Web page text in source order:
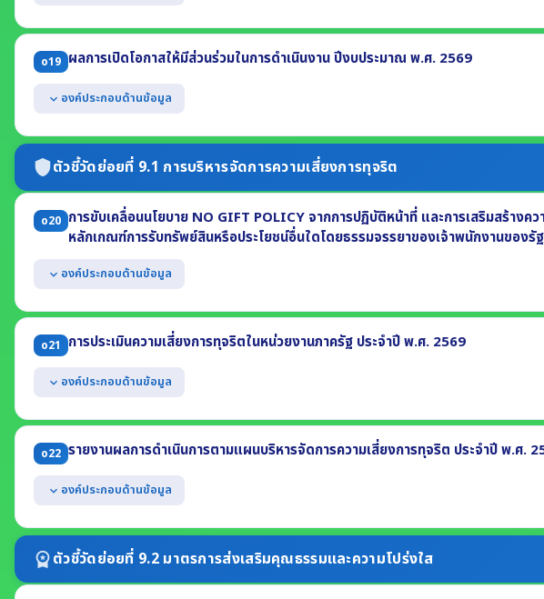
แสดงข้อมูลสถิติเรื่องร้องเรียนการทุจริตและประพฤติมิชอบ ประจำปี พ.ศ. 2568 อย่างน้อยประกอบด้
(1) จำนวนเรื่องร้องเรียนทั้งหมด (2) จำนวนเรื่องที่ดำเนินการแล้วเสร็จ
(3) จำนวนเรื่องที่อยู่ระหว่างดำเนินการ
o19 ผลการเปิดโอกาสให้มีส่วนร่วมในการดำเนินงาน ปีงบประมาณ พ.ศ. 2569
expand_more องค์ประกอบด้านข้อมูล
แสดงผลการเปิดโอกาสให้ผู้มีส่วนได้ส่วนเสียภายนอกได้มีส่วนร่วมในการดำเนินงานตามภารกิจของหน่
2569 ที่เกี่ยวข้องกับ
- การมีส่วนร่วมในการกำหนดนโยบาย - การร่วมวางแผน - การร่วมดำเนินการ
- การร่วมแลกเปลี่ยนความคิดเห็น - การร่วมติดตามประเมินผล
shieldตัวชี้วัดย่อยที่ 9.1 การบริหารจัดการความเสี่ยงการทุจริต
o20 การขับเคลื่อนนโยบาย NO GIFT POLICY จากการปฏิบัติหน้าที่ และการเสริมสร้างคว
หลักเกณฑ์การรับทรัพย์สินหรือประโยชน์อื่นใดโดยธรรมจรรยาของเจ้าพนักงานของรัฐ
expand_more องค์ประกอบด้านข้อมูล
แสดงหนังสือประกาศเจตนารมณ์ No Gift Policy จากการปฏิบัติหน้าที่ ประจำปี พ.ศ. 2569
แสดงการดำเนินกิจกรรมที่แสดงให้เห็นว่าหน่วยงานมีการขับเคลื่อนนโยบาย No Gift Policy ประจำปี พ
แสดงการเสริมสร้างความรู้ให้แก่เจ้าหน้าที่เกี่ยวกับหลักเกณฑ์การรับทรัพย์สินหรือประโยชน์อื่นใดโดยธร
เจ้าพนักงานของรัฐ ประจำปี พ.ศ. 2569
o21 การประเมินความเสี่ยงการทุจริตในหน่วยงานภาครัฐ ประจำปี พ.ศ. 2569
expand_more องค์ประกอบด้านข้อมูล
แสดงผลการประเมินความเสี่ยงการทุจริต ประจำปี พ.ศ. 2569 อย่างน้อยประกอบด้วย
(1) เหตุการณ์ความเสี่ยงและระดับของความเสี่ยง (2) มาตรการจัดการความเสี่ยง
ต้องครอบคลุมถึงความเสี่ยงการทุจริตที่เกี่ยวข้องกับการจัดซื้อจัดจ้าง และความเสี่ยงในกระบวนงานตา
งาน
o22 รายงานผลการดำเนินการตามแผนบริหารจัดการความเสี่ยงการทุจริต ประจำปี พ.ศ.
expand_more องค์ประกอบด้านข้อมูล
แสดงผลการดำเนินการตามแผนบริหารจัดการความเสี่ยงการทุจริต ประจำปี พ.ศ. 2568 อย่างน้อยปร
(1) เหตุการณ์ความเสี่ยงและระดับของความเสี่ยง
(2) มาตรการจัดการความเสี่ยง
(3) ผลการดำเนินการตามมาตรการหรือการจัดการความเสี่ยง
workspace_premiumตัวชี้วัดย่อยที่ 9.2 มาตรการส่งเสริมคุณธรรมและความโปร่งใส